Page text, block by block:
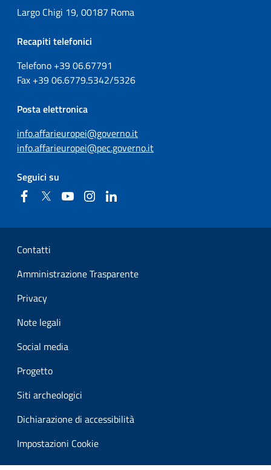
Largo Chigi 19, 00187 Roma
Recapiti telefonici
Telefono +3906.67791
Fax +3906.6779.5342/5326
Posta elettronica
info.affarieuropei@governo.it
info.affarieuropei@pec.governo.it
Seguici su
FacebookTwitter YouTubeInstagram
Sezione Link Utili
Contatti
Amministrazione Trasparente
Privacy
Note legali
Social media
Progetto
Siti archeologici
Dichiarazione di accessibilità
Impostazioni Cookie